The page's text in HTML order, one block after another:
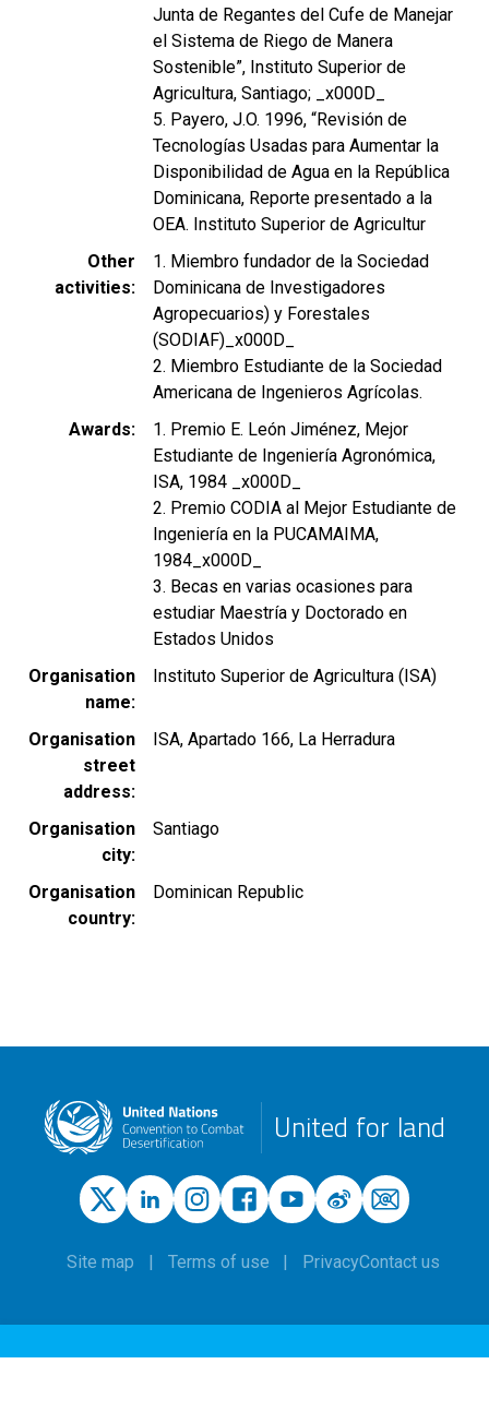
Junta de Regantes del Cufe de Manejar
el Sistema de Riego de Manera
Sostenible”, Instituto Superior de
Agricultura, Santiago; _x000D_
5. Payero, J.O. 1996, “Revisión de
Tecnologías Usadas para Aumentar la
Disponibilidad de Agua en la República
Dominicana, Reporte presentado a la
OEA. Instituto Superior de Agricultur
Other
activities
1. Miembro fundador de la Sociedad
Dominicana de Investigadores
Agropecuarios) y Forestales
(SODIAF)_x000D_
2. Miembro Estudiante de la Sociedad
Americana de Ingenieros Agrícolas.
Awards
1. Premio E. León Jiménez, Mejor
Estudiante de Ingeniería Agronómica,
ISA, 1984 _x000D_
2. Premio CODIA al Mejor Estudiante de
Ingeniería en la PUCAMAIMA,
1984_x000D_
3. Becas en varias ocasiones para
estudiar Maestría y Doctorado en
Estados Unidos
Organisation
name
Instituto Superior de Agricultura (ISA)
Organisation
street
address
ISA, Apartado 166, La Herradura
Organisation
city
Santiago
Organisation
country
Dominican Republic
United for land
Site map Terms of use PrivacyContact us